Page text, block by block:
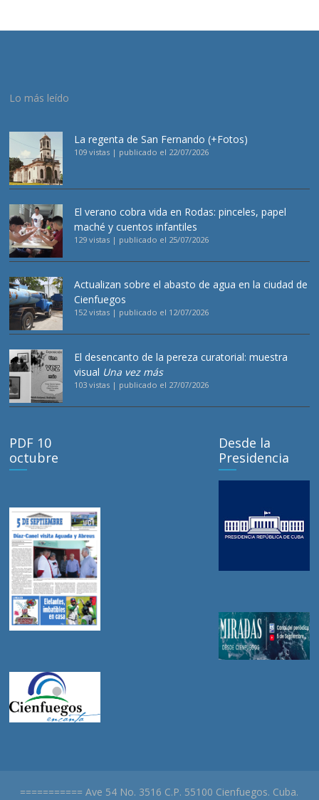
Lo más leído
La regenta de San Fernando (+Fotos)
109 vistas | publicado el 22/07/2026
El verano cobra vida en Rodas: pinceles, papel
maché y cuentos infantiles
129 vistas | publicado el 25/07/2026
Actualizan sobre el abasto de agua en la ciudad de
Cienfuegos
152 vistas | publicado el 12/07/2026
El desencanto de la pereza curatorial: muestra
visual Una vez más
103 vistas | publicado el 27/07/2026
PDF 10
octubre
Desde la
Presidencia
=========== Ave 54 No. 3516 C.P. 55100 Cienfuegos. Cuba.